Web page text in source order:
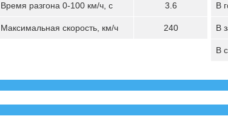
Время разгона 0-100 км/ч, с 3.6
Максимальная скорость, км/ч 240
В
В
В